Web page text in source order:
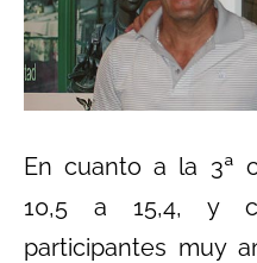
En cuanto a la 3ª
10,5 a 15,4, y
participantes muy